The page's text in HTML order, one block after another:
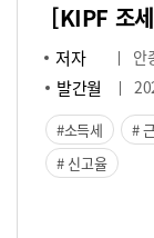
저자 안
발간월
소득세
신고율